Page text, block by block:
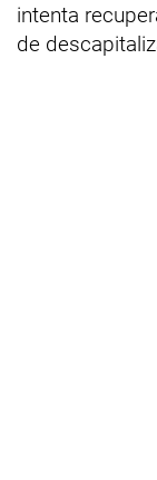
intenta
de